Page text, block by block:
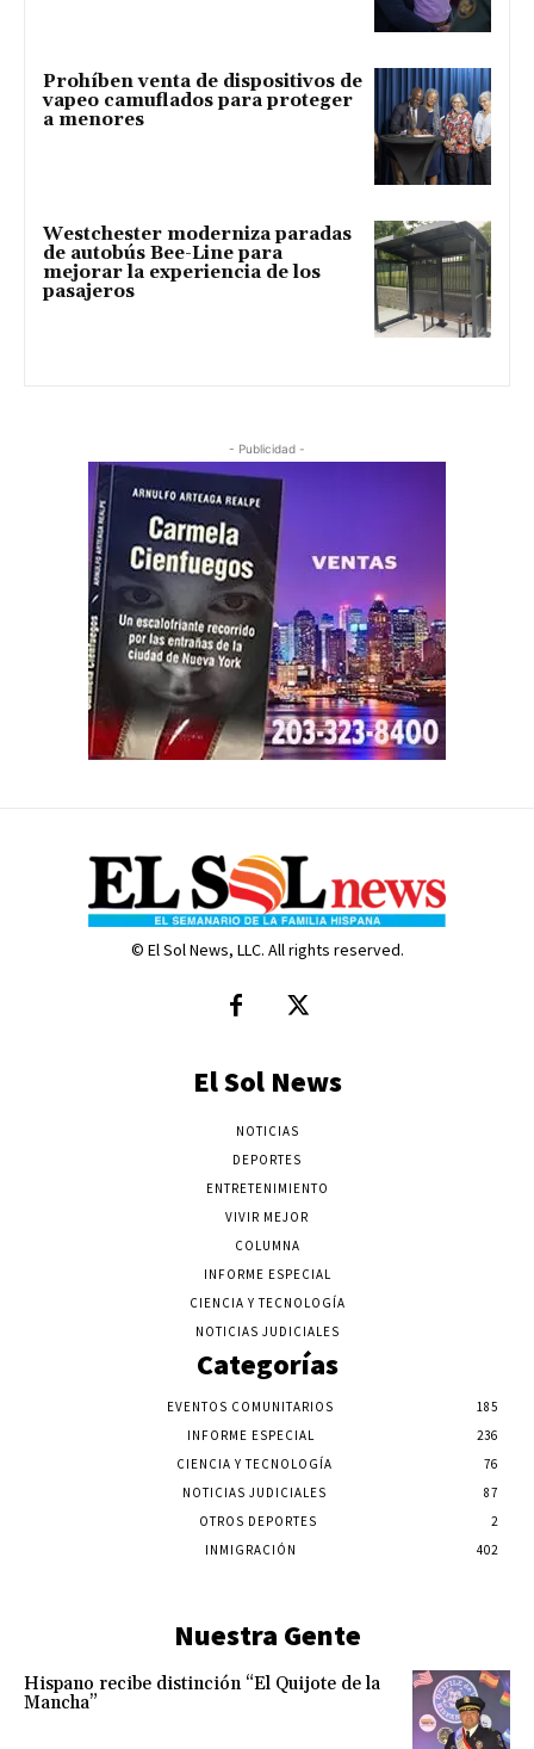
Prohíben venta de dispositivos de
vapeo camuflados para proteger
a menores
Westchester moderniza paradas
de autobús Bee-Line para
mejorar la experiencia de los
pasajeros
- Publicidad -
© El Sol News, LLC. All rights reserved.
El Sol News
NOTICIAS
DEPORTES
ENTRETENIMIENTO
VIVIR MEJOR
COLUMNA
INFORME ESPECIAL
CIENCIA Y TECNOLOGÍA
NOTICIAS JUDICIALES
Categorías
EVENTOS COMUNITARIOS
185
INFORME ESPECIAL
236
CIENCIA Y TECNOLOGÍA
76
NOTICIAS JUDICIALES
87
OTROS DEPORTES
2
INMIGRACIÓN
402
Nuestra Gente
Hispano recibe distinción “El Quijote de la
Mancha”